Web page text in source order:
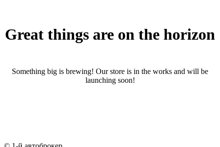
Great things are on the horizon
Something big is brewing! Our store is in the works and will be
launching soon!